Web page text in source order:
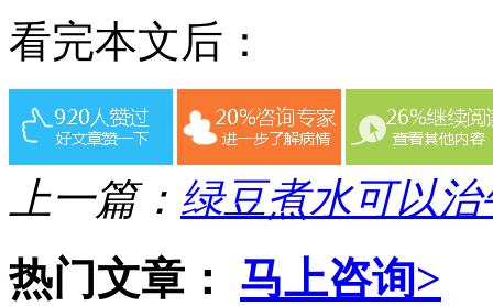
看完本文后：
上一篇： 绿豆煮水可以
热门文章： 马上咨询>